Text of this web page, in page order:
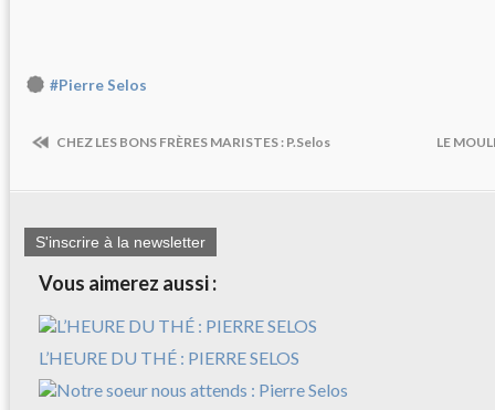
#Pierre Selos
CHEZ LES BONS FRÈRES MARISTES : P.Selos LE
S'inscrire à la newsletter
Vous aimerez aussi :
L’HEURE DU THÉ : PIERRE SELOS